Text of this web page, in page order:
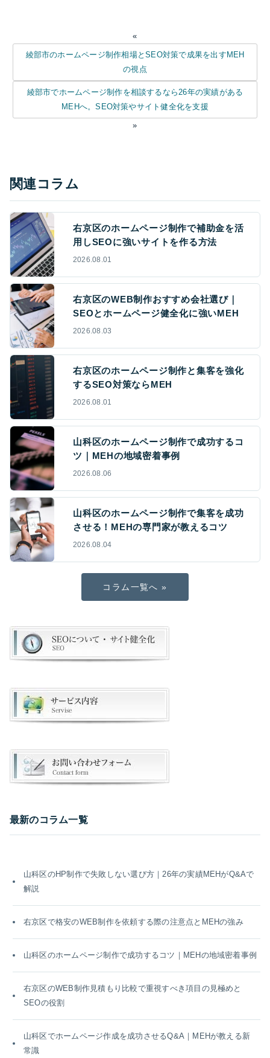
«
綾部市のホームページ制作相場とSEO対策で成果を出すMEH
の視点
綾部市でホームページ制作を相談するなら26年の実績がある
MEHへ。SEO対策やサイト健全化を支援
»
関連コラム
右京区のホームページ制作で補助金を活
用しSEOに強いサイトを作る方法
2026.08.01
右京区のWEB制作おすすめ会社選び｜
SEOとホームページ健全化に強いMEH
2026.08.03
右京区のホームページ制作と集客を強化
するSEO対策ならMEH
2026.08.01
山科区のホームページ制作で成功するコ
ツ｜MEHの地域密着事例
2026.08.06
山科区のホームページ制作で集客を成功
させる！MEHの専門家が教えるコツ
2026.08.04
コラム一覧へ »
最新のコラム一覧
山科区のHP制作で失敗しない選び方｜26年の実績MEHがQ&Aで
解説
右京区で格安のWEB制作を依頼する際の注意点とMEHの強み
山科区のホームページ制作で成功するコツ｜MEHの地域密着事例
右京区のWEB制作見積もり比較で重視すべき項目の見極めと
SEOの役割
山科区でホームページ作成を成功させるQ&A｜MEHが教える新
常識